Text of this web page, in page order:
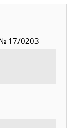
17/0203